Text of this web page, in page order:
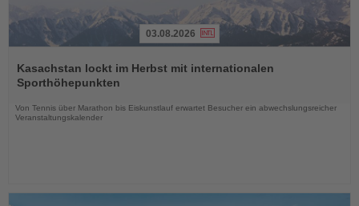
Sie
die
Nachrichten
03.08.2026
Kasachstan lockt im Herbst mit internationalen
Sporthöhepunkten
Von Tennis über Marathon bis Eiskunstlauf erwartet Besucher ein abwechslungsreicher
Veranstaltungskalender